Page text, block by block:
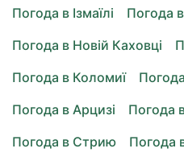
Погода в Ізмаїлі
Погода
Погода в Новій Каховці
Погода в Коломиї
Погода в Арцизі
Погода
Погода в Стрию
Погода